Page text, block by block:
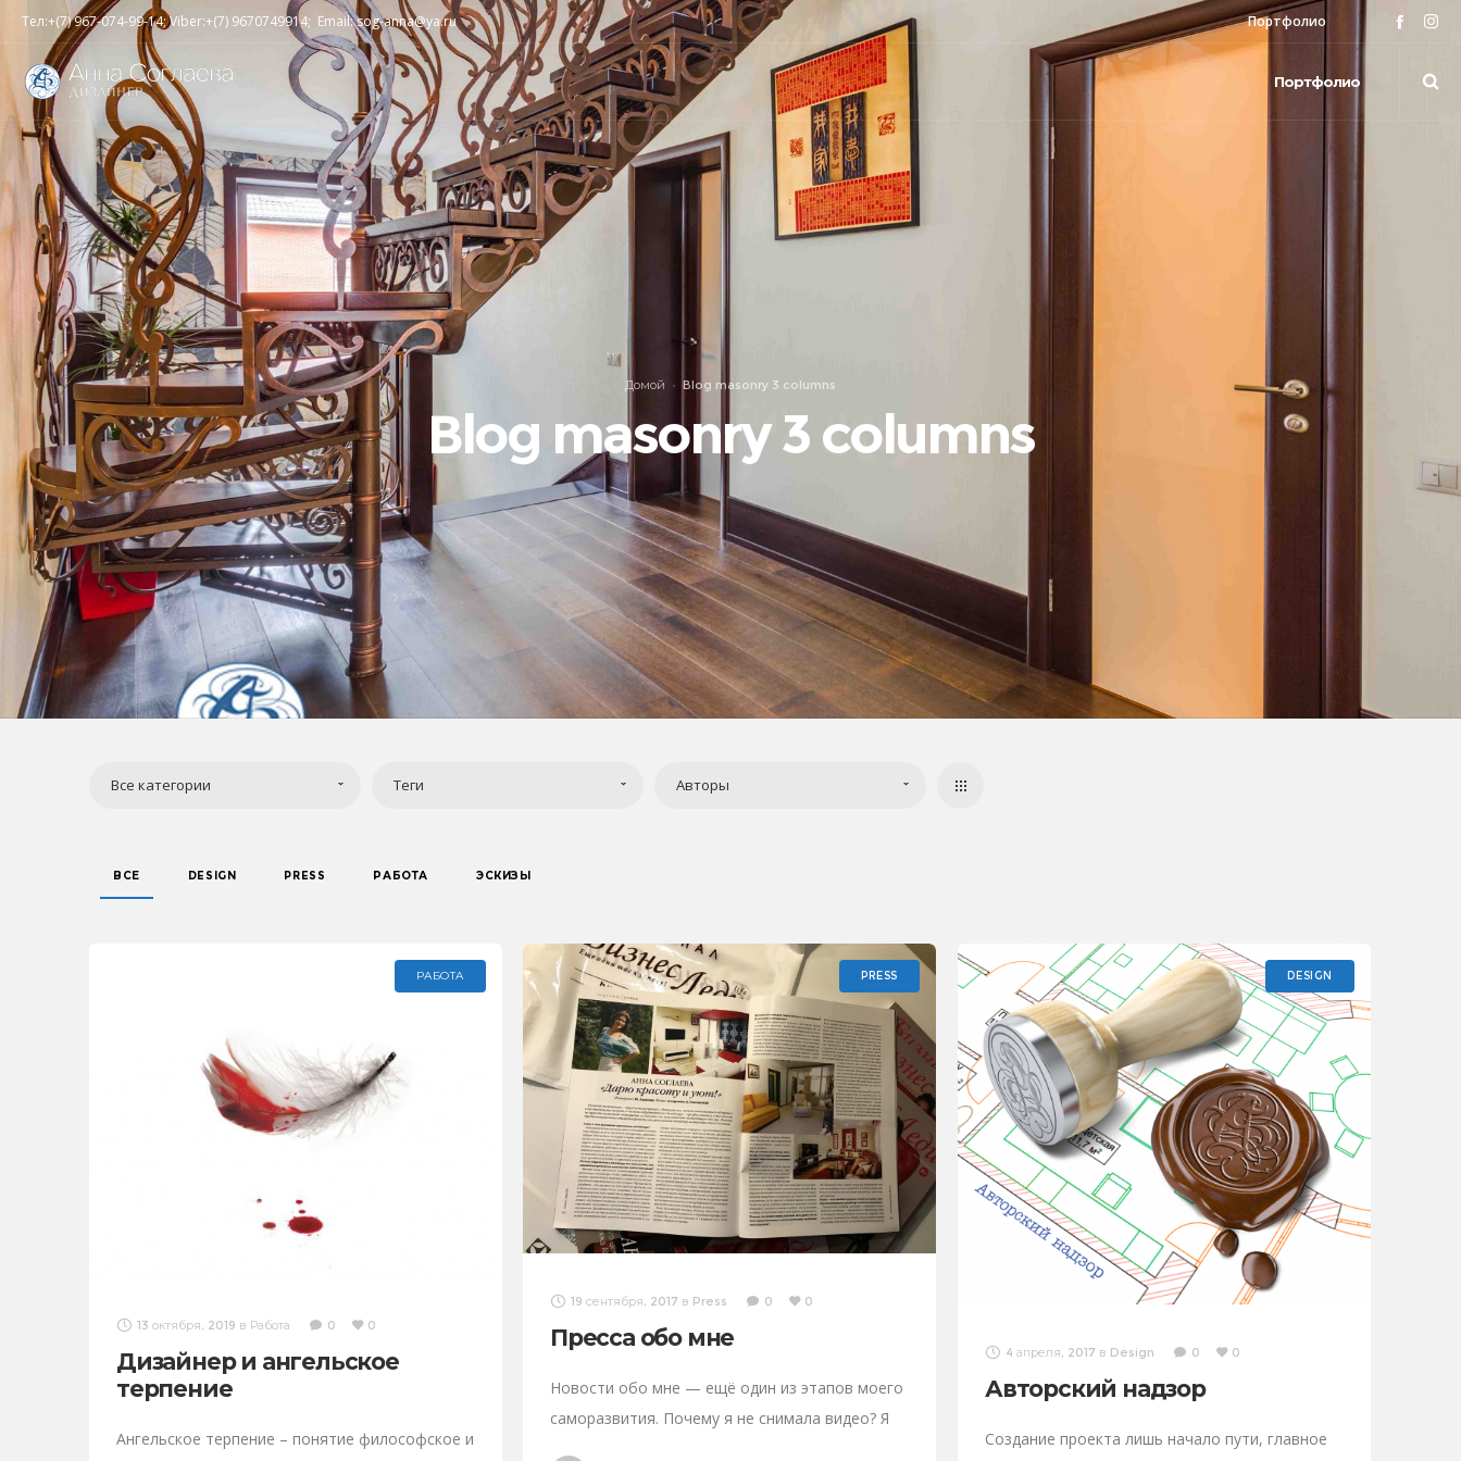
Тел:+(7) 967-074-99-14; Viber:+(7) 9670749914; Email: sog-anna@ya.ru Портфолио
Портфолио
Домой Blog masonry 3 columns
Blog masonry 3 columns
Все категории Теги Авторы
ВСЕ DESIGN PRESS РАБОТА ЭСКИЗЫ
РАБОТА
13 октября, 2019 в Работа 0 0
Дизайнер и ангельское
терпение
Ангельское терпение – понятие философское и
PRESS
19 сентября, 2017 в Press 0 0
Пресса обо мне
Новости обо мне — ещё один из этапов моего
саморазвития. Почему я не снимала видео? Я
DESIGN
4 апреля, 2017 в Design 0 0
Авторский надзор
Создание проекта лишь начало пути, главное